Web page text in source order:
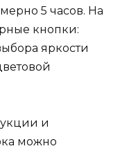
5 часов. На
кнопки:
яркости
и
можно